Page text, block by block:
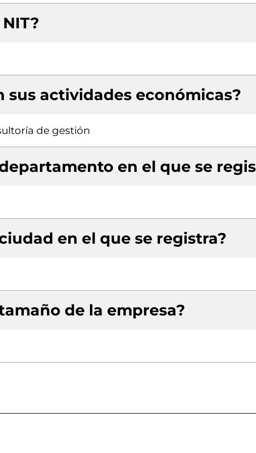
sus actividades económicas?
de gestión
en el que se
en el que se registra?
de la empresa?